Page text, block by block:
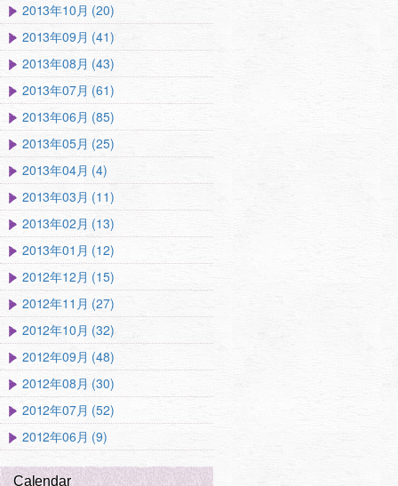
2013年10月 (20)
2013年09月 (41)
2013年08月 (43)
2013年07月 (61)
2013年06月 (85)
2013年05月 (25)
2013年04月 (4)
2013年03月 (11)
2013年02月 (13)
2013年01月 (12)
2012年12月 (15)
2012年11月 (27)
2012年10月 (32)
2012年09月 (48)
2012年08月 (30)
2012年07月 (52)
2012年06月 (9)
Calendar